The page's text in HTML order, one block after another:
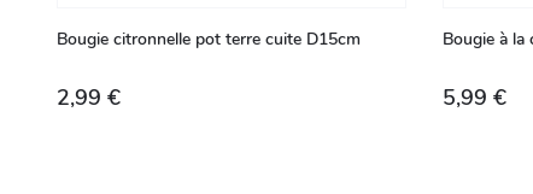
Bougie citronnelle pot terre cuite D15cm
2,99 €
Bougie à
5,99 €